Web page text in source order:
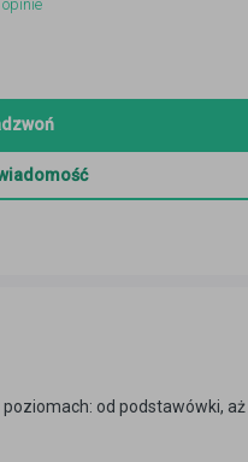
opinie
od podstawówki, aż